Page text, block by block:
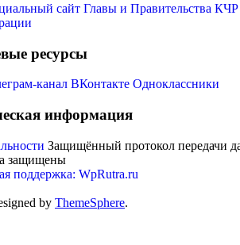
сайт Главы и Правительства КЧР
ресурсы
канал ВКонтакте Одноклассники
информация
Защищённый протокол передачи
защищены
поддержка: WpRutra.ru
by ThemeSphere.